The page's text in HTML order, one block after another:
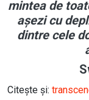
mintea de
așezi cu
dintre cele
Citește și: